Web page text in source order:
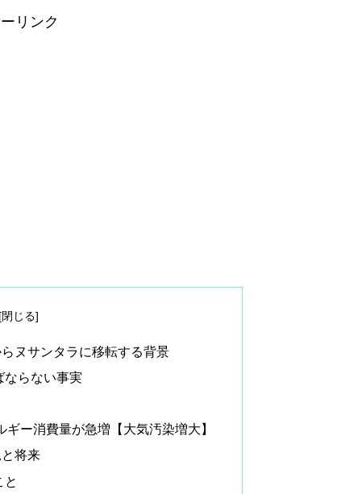
リンク
ヌサンタラに移転する背景
ならない事実
ー消費量が急増【大気汚染増大】
将来
と